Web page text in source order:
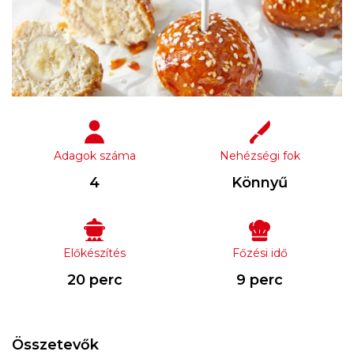
Adagok száma
4
Nehézségi fok
Könnyű
Előkészítés
20 perc
Főzési idő
9 perc
Összetevők